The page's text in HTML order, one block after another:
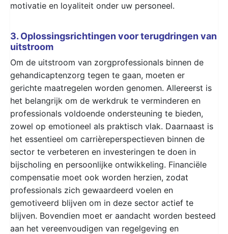
motivatie en loyaliteit onder uw personeel.
3. Oplossingsrichtingen voor terugdringen van
uitstroom
Om de uitstroom van zorgprofessionals binnen de
gehandicaptenzorg tegen te gaan, moeten er
gerichte maatregelen worden genomen. Allereerst is
het belangrijk om de werkdruk te verminderen en
professionals voldoende ondersteuning te bieden,
zowel op emotioneel als praktisch vlak. Daarnaast is
het essentieel om carrièreperspectieven binnen de
sector te verbeteren en investeringen te doen in
bijscholing en persoonlijke ontwikkeling. Financiële
compensatie moet ook worden herzien, zodat
professionals zich gewaardeerd voelen en
gemotiveerd blijven om in deze sector actief te
blijven. Bovendien moet er aandacht worden besteed
aan het vereenvoudigen van regelgeving en